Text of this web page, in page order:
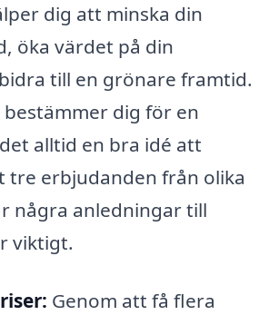
dig att minska din
öka värdet på din
till en grönare framtid.
dig för en
alltid en bra idé att
tre erbjudanden från olika
några anledningar till
viktigt.
Genom att få flera